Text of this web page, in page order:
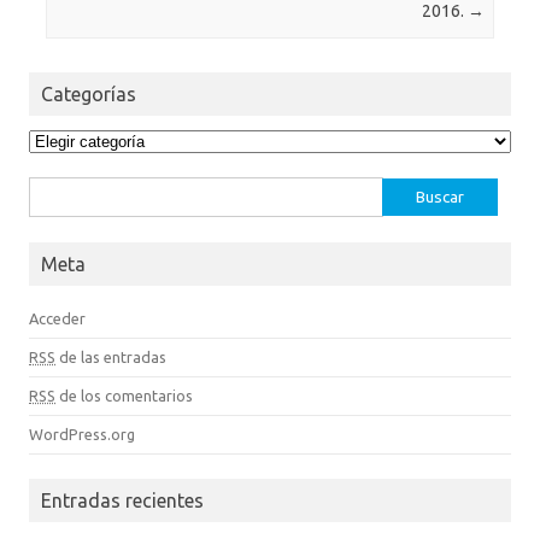
2016. →
Categorías
Categorías
Meta
Acceder
RSS de las entradas
RSS de los comentarios
WordPress.org
Entradas recientes